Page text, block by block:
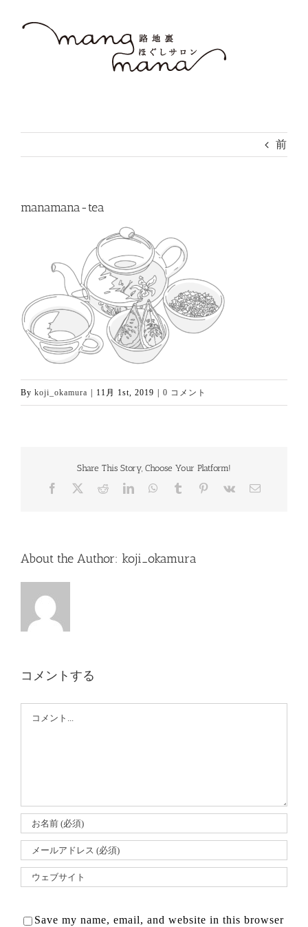
前
manamana-tea
By koji_okamura 11月 1st, 2019 0 コメント
Share This Story, Choose Your Platform!
Facebook Reddit LinkedInWhatsApp
TumblrPinterest
Vk
About the Author: koji_okamura
コメントする
Comment
Save my name, email, and website in this browser